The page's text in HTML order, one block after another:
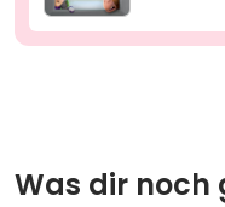
Was dir noch